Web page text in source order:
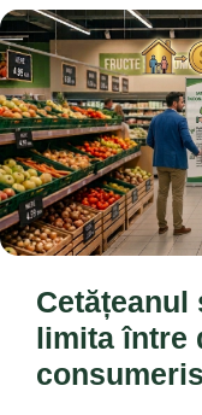
Cetățeanul
limita între